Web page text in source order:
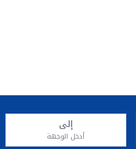
إلى
أدخل الوجهة